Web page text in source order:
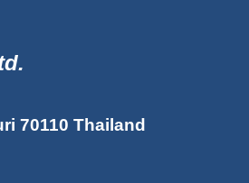
70110 Thailand